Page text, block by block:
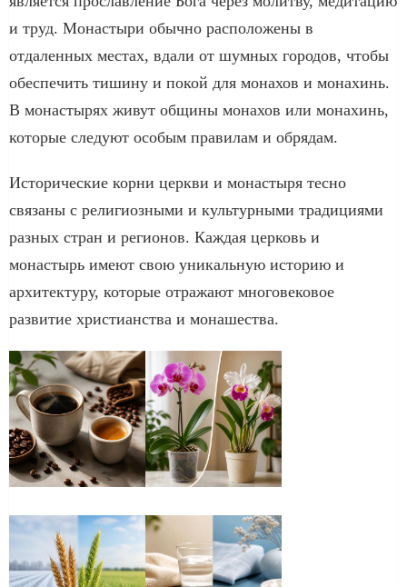
и труд. Монастыри обычно расположены в
отдаленных местах, вдали от шумных городов, чтобы
обеспечить тишину и покой для монахов и монахинь.
В монастырях живут общины монахов или монахинь,
которые следуют особым правилам и обрядам.
Исторические корни церкви и монастыря тесно
связаны с религиозными и культурными традициями
разных стран и регионов. Каждая церковь и
монастырь имеют свою уникальную историю и
архитектуру, которые отражают многовековое
развитие христианства и монашества.